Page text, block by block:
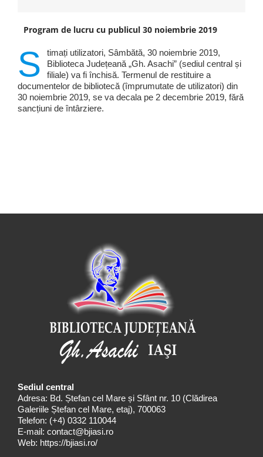
Program de lucru cu publicul 30 noiembrie 2019
S
timați utilizatori, Sâmbătă, 30 noiembrie 2019,
Biblioteca Județeană „Gh. Asachi” (sediul central și
filiale) va fi închisă. Termenul de restituire a
documentelor de bibliotecă (împrumutate de utilizatori) din
30 noiembrie 2019, se va decala pe 2 decembrie 2019, fără
sancțiuni de întârziere.
Sediul central
Adresa: Bd. Ștefan cel Mare și Sfânt nr. 10 (Clădirea
Galeriile Ștefan cel Mare, etaj), 700063
Telefon: (+4) 0332 110044
E-mail: contact@bjiasi.ro
Web: https://bjiasi.ro/